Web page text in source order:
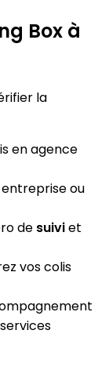
Box à
la
en agence
ou
de suiviet
vos colis